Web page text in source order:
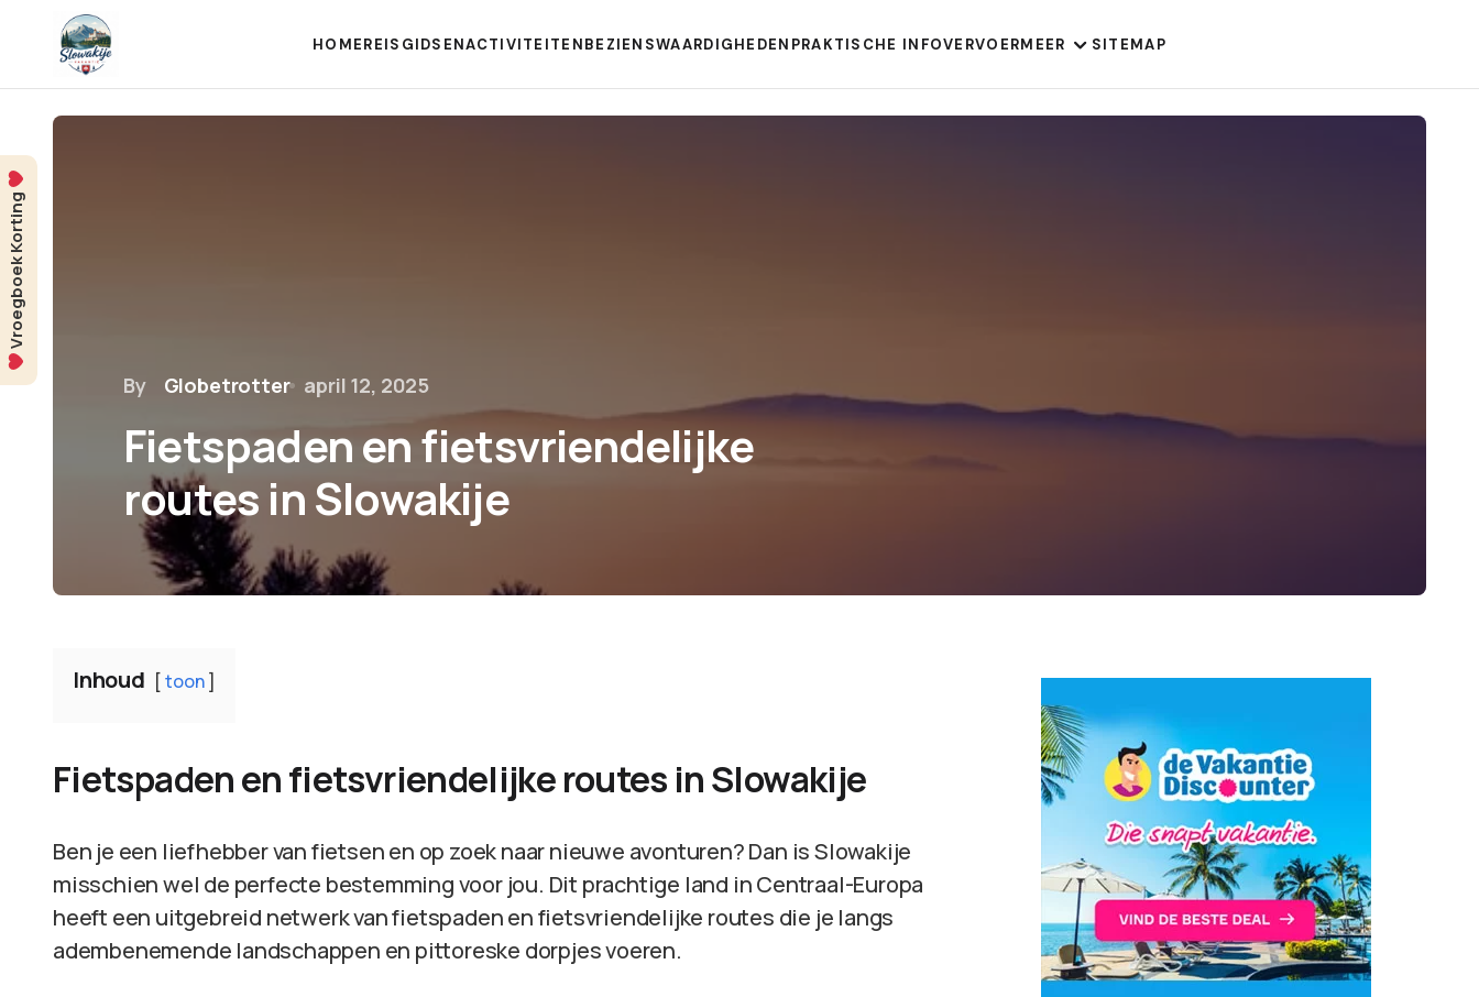
HOMEREISGIDSENACTIVITEITENBEZIENSWAARDIGHEDEN PRAKTISCHE INFOVERVOERMEER SITEMAP
By Globetrotter april 12, 2025
Fietspaden en fietsvriendelijke
routes in Slowakije
Inhoud toon
Fietspaden en fietsvriendelijke routes in Slowakije
Ben je een liefhebber van fietsen en op zoek naar nieuwe avonturen? Dan is Slowakije
misschien wel de perfecte bestemming voor jou. Dit prachtige land in Centraal-Europa
heeft een uitgebreid netwerk van fietspaden en fietsvriendelijke routes die je langs
adembenemende landschappen en pittoreske dorpjes voeren.
Vroegboek Korting